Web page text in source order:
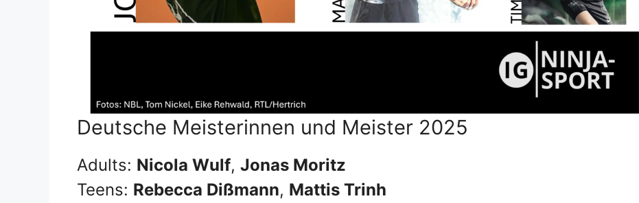
Deutsche Meisterinnen und Meister 2025
Adults: Nicola Wulf, Jonas Moritz
Teens: Rebecca Dißmann, Mattis Trinh